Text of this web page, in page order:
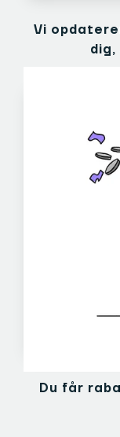
Vi
dig,
Du får